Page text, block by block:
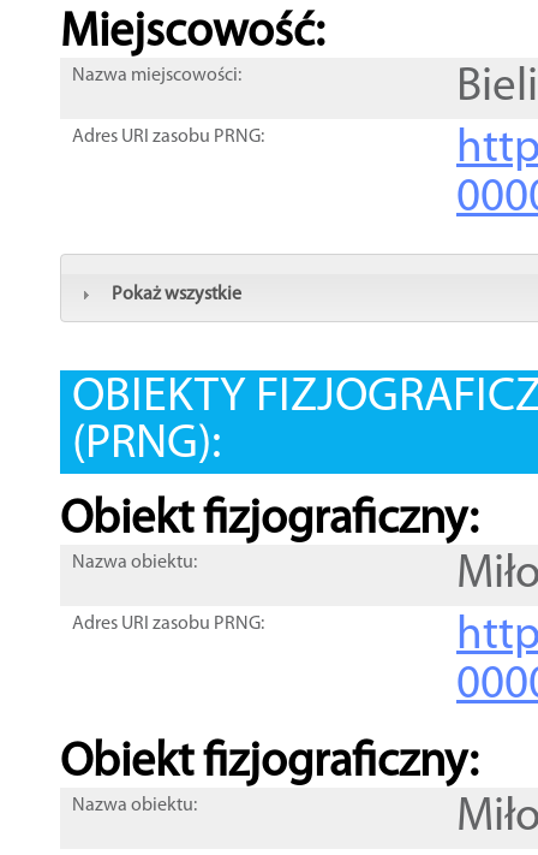
Miejscowość:
Nazwa miejscowości:
Adres URI zasobu PRNG:
Pokaż wszystkie
OBIEKTY
(PRNG):
Obiekt fizjograficzny:
Nazwa obiektu:
Adres URI zasobu PRNG:
Obiekt fizjograficzny:
Nazwa obiektu: